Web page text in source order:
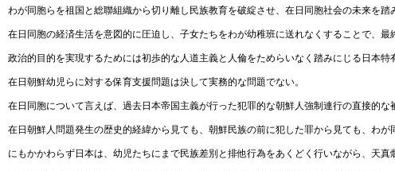
わが同胞らを祖国と総聯組織から切り離し民族教育を破綻させ、在日同胞社会の未来を
在日同胞の経済生活を意図的に圧迫し、子女たちをわが幼稚班に送れなくすることで、
政治的目的を実現するためには初歩的な人道主義と人倫をためらいなく踏みにじる日本特
在日朝鮮幼児らに対する保育支援問題は決して実務的な問題でない。
在日同胞について言えば、過去日本帝国主義が行った犯罪的な朝鮮人強制連行の直接的な
在日朝鮮人問題発生の歴史的経緯から見ても、朝鮮民族の前に犯した罪から見ても、わ
にもかかわらず日本は、幼児たちにまで民族差別と排他行為をあくどく行いながら、天真